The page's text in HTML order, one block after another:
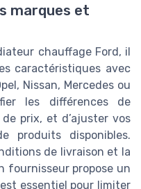
marques et
chauffage Ford, il
caractéristiques avec
Nissan, Mercedes ou
les différences de
prix, et d’ajuster vos
produits disponibles.
de livraison et la
fournisseur propose un
essentiel pour limiter